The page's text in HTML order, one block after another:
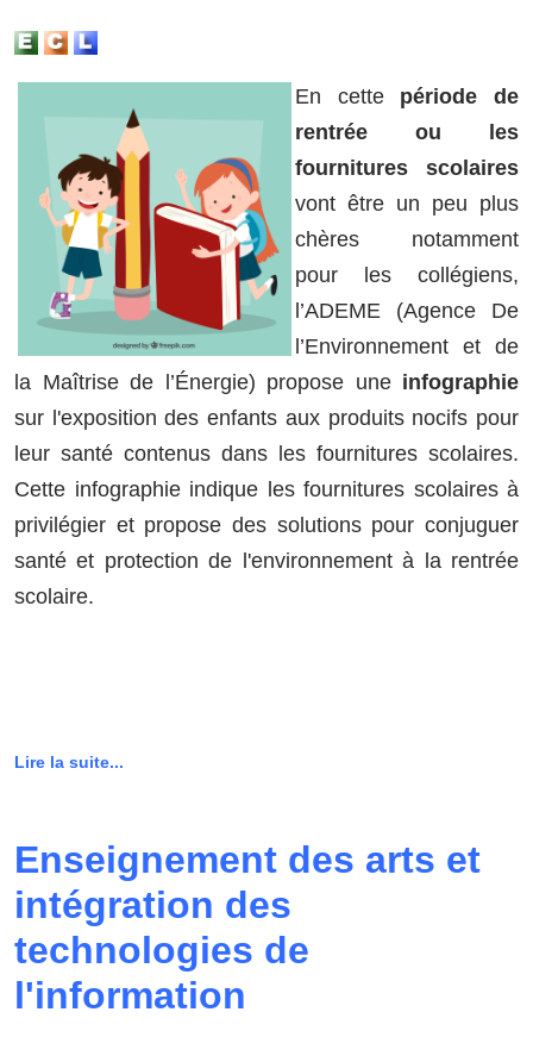
En cette période de
rentrée ou les
fournitures scolaires
vont être un peu plus
chères notamment
pour les collégiens,
l’ADEME (Agence De
l’Environnement et de
la Maîtrise de l’Énergie) propose une infographie
sur l'exposition des enfants aux produits nocifs pour
leur santé contenus dans les fournitures scolaires.
Cette infographie indique les fournitures scolaires à
privilégier et propose des solutions pour conjuguer
santé et protection de l'environnement à la rentrée
scolaire.
Lire la suite...
Enseignement des arts et
intégration des
technologies de
l'information